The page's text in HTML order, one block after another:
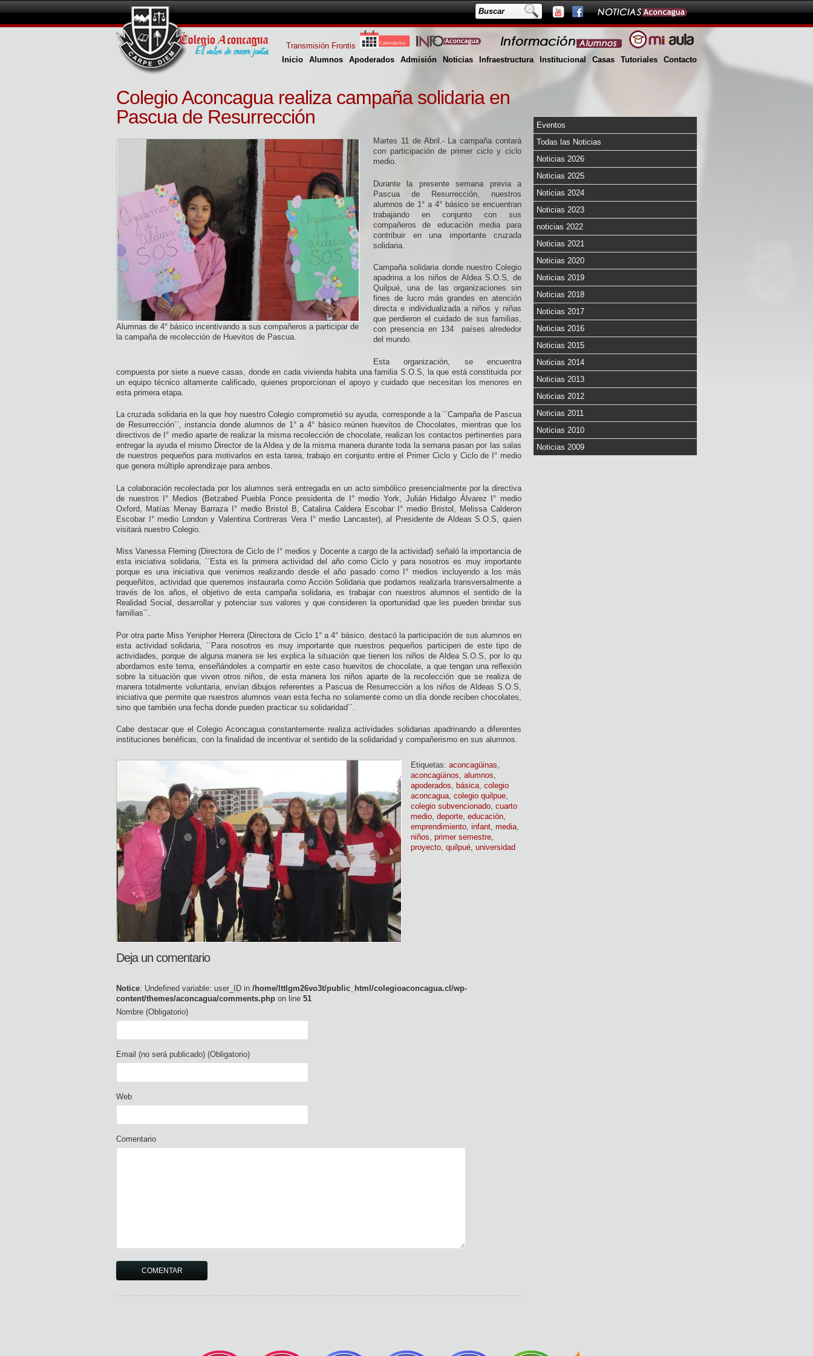
Inicio Alumnos Apoderados Admisión Noticias Infraestructura Institucional Casas Tutoriales Contacto
Transmisión Frontis
Colegio Aconcagua realiza campaña solidaria en
Pascua de Resurrección
Alumnas de 4° básico incentivando a sus compañeros a participar de
la campaña de recolección de Huevitos de Pascua.
Martes 11 de Abril.- La campaña contará
con participación de primer ciclo y ciclo
medio.
Durante la presente semana previa a
Pascua de Resurrección, nuestros
alumnos de 1° a 4° básico se encuentran
trabajando en conjunto con sus
compañeros de educación media para
contribuir en una importante cruzada
solidaria.
Campaña solidaria donde nuestro Colegio
apadrina a los niños de Aldea S.O.S, de
Quilpué, una de las organizaciones sin
fines de lucro más grandes en atención
directa e individualizada a niños y niñas
que perdieron el cuidado de sus familias,
con presencia en 134 países alrededor
del mundo.
Esta organización, se encuentra
compuesta por siete a nueve casas, donde en cada vivienda habita una familia S.O.S, la que está constituida por
un equipo técnico altamente calificado, quienes proporcionan el apoyo y cuidado que necesitan los menores en
esta primera etapa.
La cruzada solidaria en la que hoy nuestro Colegio comprometió su ayuda, corresponde a la ´´Campaña de Pascua
de Resurrección´´, instancia donde alumnos de 1° a 4° básico reúnen huevitos de Chocolates, mientras que los
directivos de I° medio aparte de realizar la misma recolección de chocolate, realizan los contactos pertinentes para
entregar la ayuda el mismo Director de la Aldea y de la misma manera durante toda la semana pasan por las salas
de nuestros pequeños para motivarlos en esta tarea, trabajo en conjunto entre el Primer Ciclo y Ciclo de I° medio
que genera múltiple aprendizaje para ambos.
La colaboración recolectada por los alumnos será entregada en un acto simbólico presencialmente por la directiva
de nuestros I° Medios (Betzabed Puebla Ponce presidenta de I° medio York, Julián Hidalgo Álvarez I° medio
Oxford, Matías Menay Barraza I° medio Bristol B, Catalina Caldera Escobar I° medio Bristol, Melissa Calderon
Escobar I° medio London y Valentina Contreras Vera I° medio Lancaster), al Presidente de Aldeas S.O.S, quien
visitará nuestro Colegio.
Miss Vanessa Fleming (Directora de Ciclo de I° medios y Docente a cargo de la actividad) señaló la importancia de
esta iniciativa solidaria, ´´Esta es la primera actividad del año como Ciclo y para nosotros es muy importante
porque es una iniciativa que venimos realizando desde el año pasado como I° medios incluyendo a los más
pequeñitos, actividad que queremos instaurarla como Acción Solidaria que podamos realizarla transversalmente a
través de los años, el objetivo de esta campaña solidaria, es trabajar con nuestros alumnos el sentido de la
Realidad Social, desarrollar y potenciar sus valores y que consideren la oportunidad que les pueden brindar sus
familias´´.
Por otra parte Miss Yenipher Herrera (Directora de Ciclo 1° a 4° básico, destacó la participación de sus alumnos en
esta actividad solidaria, ´´Para nosotros es muy importante que nuestros pequeños participen de este tipo de
actividades, porque de alguna manera se les explica la situación que tienen los niños de Aldea S.O.S, por lo qu
abordamos este tema, enseñándoles a compartir en este caso huevitos de chocolate, a que tengan una reflexión
sobre la situación que viven otros niños, de esta manera los niños aparte de la recolección que se realiza de
manera totalmente voluntaria, envían dibujos referentes a Pascua de Resurrección a los niños de Aldeas S.O.S,
iniciativa que permite que nuestros alumnos vean esta fecha no solamente como un día donde reciben chocolates,
sino que también una fecha donde pueden practicar su solidaridad´´.
Cabe destacar que el Colegio Aconcagua constantemente realiza actividades solidarias apadrinando a diferentes
instituciones benéficas, con la finalidad de incentivar el sentido de la solidaridad y compañerismo en sus alumnos.
Etiquetas: aconcagüinas,
aconcagüinos, alumnos,
apoderados, básica, colegio
aconcagua, colegio quilpue,
colegio subvencionado, cuarto
medio, deporte, educación,
emprendimiento, infant, media,
niños, primer semestre,
proyecto, quilpué, universidad
Deja un comentario
Notice: Undefined variable: user_ID in /home/lttlgm26vo3t/public_html/colegioaconcagua.cl/wp-
content/themes/aconcagua/comments.php on line 51
Nombre (Obligatorio)
Email (no será publicado) (Obligatorio)
Web
Comentario
Eventos
Todas las Noticias
Noticias 2026
Noticias 2025
Noticias 2024
Noticias 2023
noticias 2022
Noticias 2021
Noticias 2020
Noticias 2019
Noticias 2018
Noticias 2017
Noticias 2016
Noticias 2015
Noticias 2014
Noticias 2013
Noticias 2012
Noticias 2011
Noticias 2010
Noticias 2009